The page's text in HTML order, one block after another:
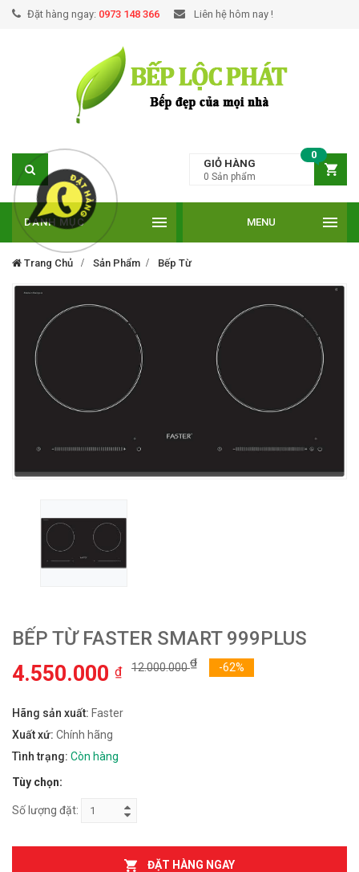
Đặt hàng ngay: 0973 148 366 Liên hệ hôm nay !
GIỎ HÀNG
0
0 Sản phẩm
DANH MỤC MENU
Trang Chủ Sản Phẩm Bếp Từ
BẾP TỪ FASTER SMART 999PLUS
4.550.000 ₫ 12.000.000₫ -62%
Hãng sản xuất: Faster
Xuất xứ: Chính hãng
Tình trạng: Còn hàng
Tùy chọn:
Số lượng đặt:
ĐẶT HÀNG NGAY